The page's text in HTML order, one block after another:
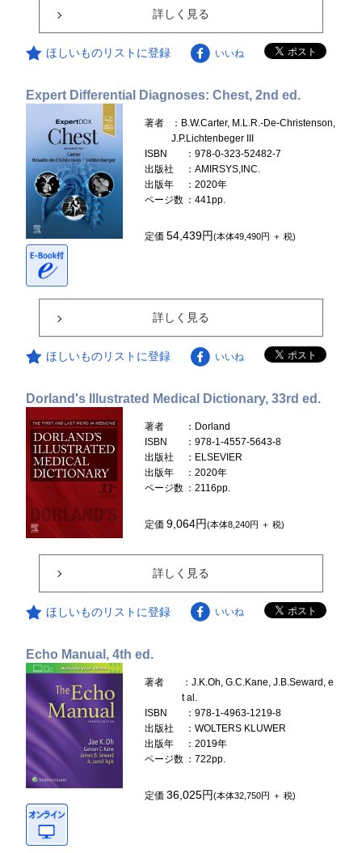
詳しく見る
ほしいものリストに登録 いいね
Expert Differential Diagnoses: Chest, 2nd ed.
著者
：B.W.Carter, M.L.R.-De-Christenson,
J.P.Lichtenbeger III
ISBN
：978-0-323-52482-7
出版社
：AMIRSYS,INC.
出版年
：2020年
ページ数 ：441pp.
定価54,439円(本体49,490円 ＋ 税)
詳しく見る
ほしいものリストに登録 いいね
Dorland's Illustrated Medical Dictionary, 33rd ed.
著者
：Dorland
ISBN
：978-1-4557-5643-8
出版社
：ELSEVIER
出版年
：2020年
ページ数 ：2116pp.
定価9,064円(本体8,240円 ＋ 税)
詳しく見る
ほしいものリストに登録 いいね
Echo Manual, 4th ed.
著者
：J.K.Oh, G.C.Kane, J.B.Seward, e
t al.
ISBN
：978-1-4963-1219-8
出版社
：WOLTERS KLUWER
出版年
：2019年
ページ数 ：722pp.
定価36,025円(本体32,750円 ＋ 税)